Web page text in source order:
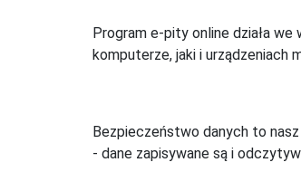
Program e-pity online działa
komputerze, jaki i
Bezpieczeństwo danych to
- dane zapisywane są i